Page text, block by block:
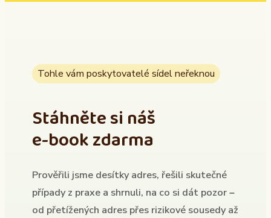
Tohle vám poskytovatelé sídel neřeknou
Stáhněte si náš
e-book zdarma
Prověřili jsme desítky adres, řešili skutečné
případy z praxe a shrnuli, na co si dát pozor –
od přetížených adres přes rizikové sousedy až